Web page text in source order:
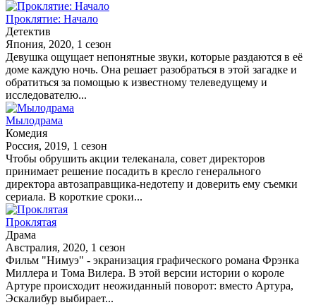
Проклятие: Начало
Детектив
Япония, 2020, 1 сезон
Девушка ощущает непонятные звуки, которые раздаются в её
доме каждую ночь. Она решает разобраться в этой загадке и
обратиться за помощью к известному телеведущему и
исследователю...
Мылодрама
Комедия
Россия, 2019, 1 сезон
Чтобы обрушить акции телеканала, совет директоров
принимает решение посадить в кресло генерального
директора автозаправщика-недотепу и доверить ему съемки
сериала. В короткие сроки...
Проклятая
Драма
Австралия, 2020, 1 сезон
Фильм "Нимуэ" - экранизация графического романа Фрэнка
Миллера и Тома Вилера. В этой версии истории о короле
Артуре происходит неожиданный поворот: вместо Артура,
Эскалибур выбирает...